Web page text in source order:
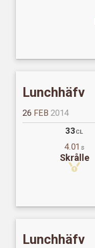
Lunchhäfv
26 FEB 2014
33CL
4.01 s
Skrålle
Lunchhäfv